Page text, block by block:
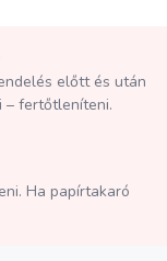
előtt és után
– fertőtleníteni.
Ha papírtakaró